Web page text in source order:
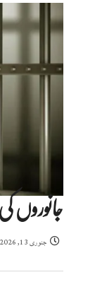
جانوروں
جنوری 13, 2026